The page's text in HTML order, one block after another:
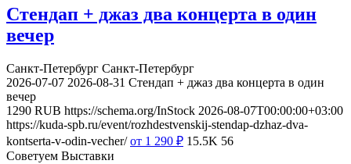
Стендап + джаз два концерта в один
вечер
Санкт-Петербург Санкт-Петербург
2026-07-07 2026-08-31 Стендап + джаз два концерта в один
вечер
1290 RUB https://schema.org/InStock 2026-08-07T00:00:00+03:00
https://kuda-spb.ru/event/rozhdestvenskij-stendap-dzhaz-dva-
kontserta-v-odin-vecher/ от 1 290 ₽ 15.5K 56
Советуем Выставки